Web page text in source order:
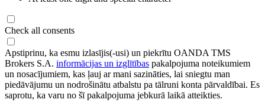
Check all consents
Apstiprinu, ka esmu izlasījis(-usi) un piekrītu OANDA TMS
Brokers S.A. informācijas un izglītības pakalpojuma noteikumiem
un nosacījumiem, kas ļauj ar mani sazināties, lai sniegtu man
piedāvājumu un nodrošinātu atbalstu pa tālruni konta pārvaldībai. Es
saprotu, ka varu no šī pakalpojuma jebkurā laikā atteikties.